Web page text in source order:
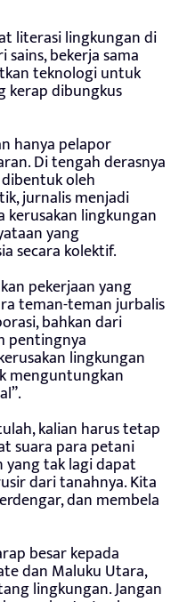
literasi lingkungan di
bekerja sama
teknologi untuk
kerap dibungkus
hanya pelapor
Di tengah derasnya
oleh
jurnalis menjadi
kerusakan lingkungan
yang
secara kolektif.
pekerjaan yang
teman-teman jurbalis
bahkan dari
pentingnya
lingkungan
menguntungkan
kalian harus tetap
suara para petani
yang tak lagi dapat
dari tanahnya. Kita
dan membela
besar kepada
dan Maluku Utara,
lingkungan. Jangan